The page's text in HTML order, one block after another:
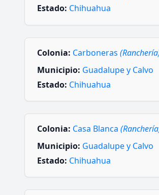
Estado: Chihuahua
Colonia: Carboneras
Municipio: Guadalupe y Calvo
Estado: Chihuahua
Colonia: Casa Blanca
Municipio: Guadalupe y Calvo
Estado: Chihuahua